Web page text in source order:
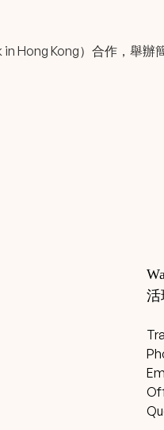
Hong Kong）合作，舉
活